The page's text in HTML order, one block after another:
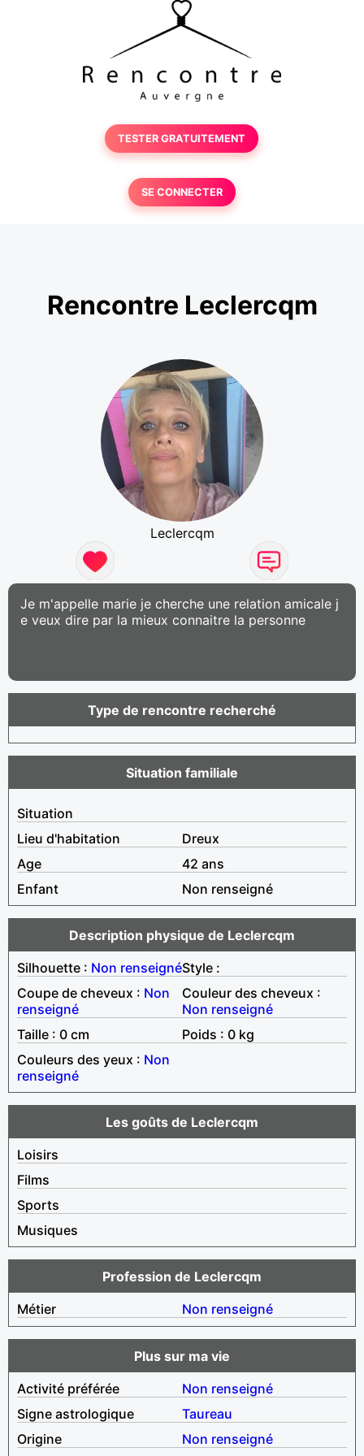
TESTER GRATUITEMENT
SE CONNECTER
Rencontre Leclercqm
Leclercqm
Je m'appelle marie je cherche une relation amicale j
e veux dire par la mieux connaitre la personne
Type de rencontre recherché
Situation familiale
Situation
Lieu d'habitation
Dreux
Age
42 ans
Enfant
Non renseigné
Description physique de Leclercqm
Silhouette : Non renseignéStyle :
Coupe de cheveux : Non
renseigné
Couleur des cheveux :
Non renseigné
Taille : 0 cm
Poids : 0 kg
Couleurs des yeux : Non
renseigné
Les goûts de Leclercqm
Loisirs
Films
Sports
Musiques
Profession de Leclercqm
Métier
Non renseigné
Plus sur ma vie
Activité préférée
Non renseigné
Signe astrologique
Taureau
Origine
Non renseigné